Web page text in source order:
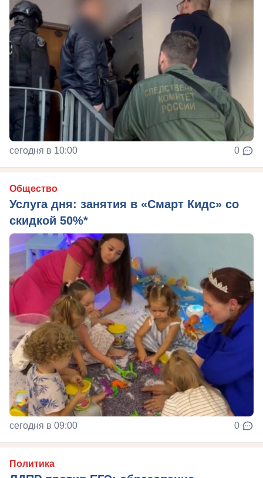
сегодня в 10:00 0
Общество
Услуга дня: занятия в «Смарт Кидс» со
скидкой 50%*
сегодня в 09:00 0
Политика